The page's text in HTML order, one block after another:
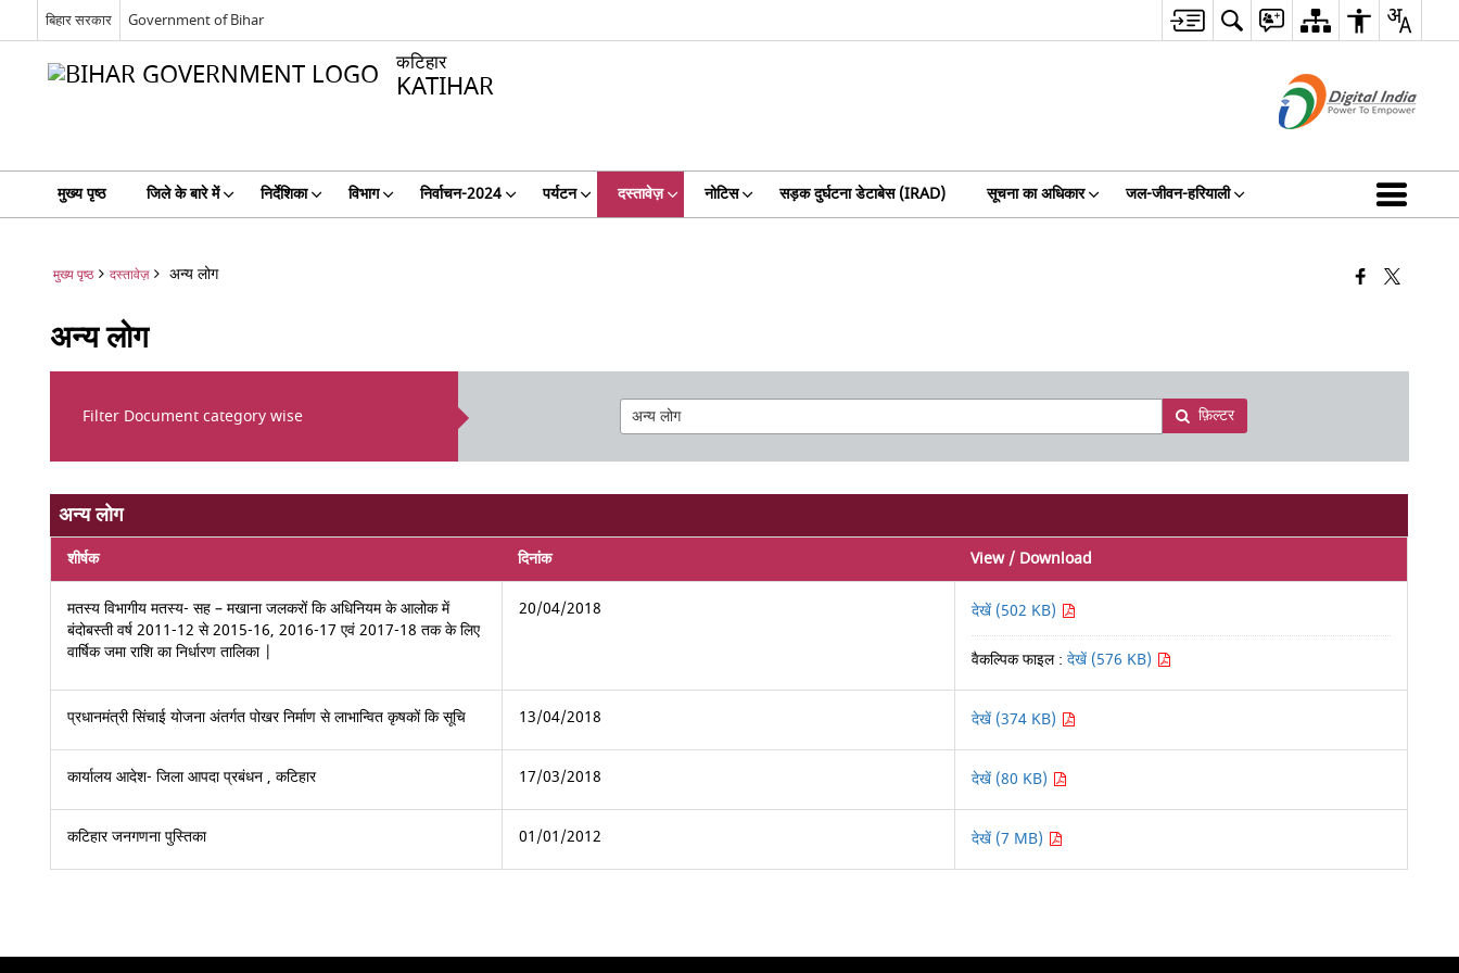
बिहार सरकार Government of Bihar
कटिहार
KATIHAR
मुख्य पृष्ठ जिले के बारे में निर्देशिका विभाग निर्वाचन-2024 पर्यटन दस्तावेज़ नोटिस सड़क दुर्घटना डेटाबेस (IRAD) सूचना का अधिकार जल-जीवन-हरियाली
मुख्य पृष्ठ दस्तावेज़ अन्य लोग
अन्य लोग
Filter Document category wise फ़िल्टर
अन्य लोग
शीर्षक दिनांक View / Download
मतस्य विभागीय मतस्य- सह – मखाना जलकरों कि अधिनियम के आलोक में
बंदोबस्ती वर्ष 2011-12 से 2015-16, 2016-17 एवं 2017-18 तक के लिए
वार्षिक जमा राशि का निर्धारण तालिका |
20/04/2018 देखें (502 KB)
वैकल्पिक फाइल : देखें (576 KB)
प्रधानमंत्री सिंचाई योजना अंतर्गत पोखर निर्माण से लाभान्वित कृषकों कि सूचि 13/04/2018 देखें (374 KB)
कार्यालय आदेश- जिला आपदा प्रबंधन , कटिहार 17/03/2018 देखें (80 KB)
कटिहार जनगणना पुस्तिका 01/01/2012 देखें (7 MB)